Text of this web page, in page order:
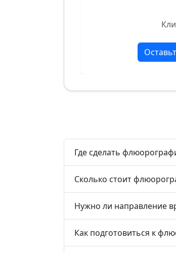
Где сделать
Сколько стоит
Нужно ли направление
Как подготовиться к